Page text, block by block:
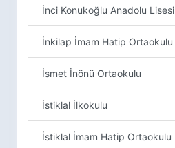
İnci Konukoğlu Anadolu Lisesi
İnkilap İmam Hatip Ortaokulu
İsmet İnönü Ortaokulu
İstiklal İlkokulu
İstiklal İmam Hatip Ortaokulu